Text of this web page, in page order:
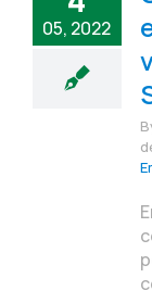
05, 2022